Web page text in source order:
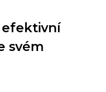
efektivní
svém